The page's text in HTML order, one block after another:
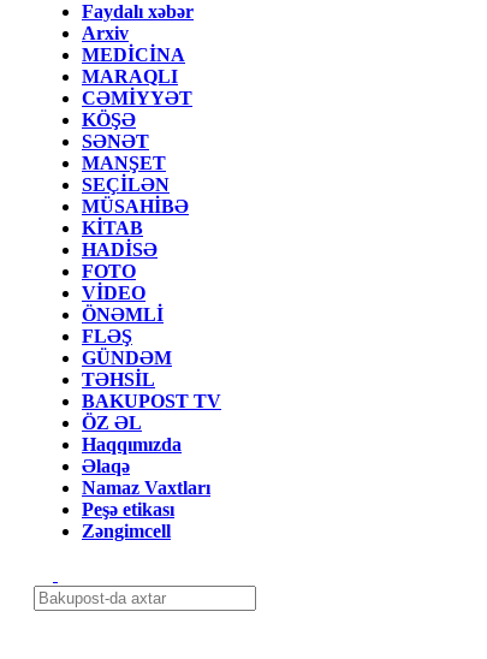
Faydalı xəbər
Arxiv
MEDİCİNA
MARAQLI
CƏMİYYƏT
KÖŞƏ
SƏNƏT
MANŞET
SEÇİLƏN
MÜSAHİBƏ
KİTAB
HADİSƏ
FOTO
VİDEO
ÖNƏMLİ
FLƏŞ
GÜNDƏM
TƏHSİL
BAKUPOST TV
ÖZ ƏL
Haqqımızda
Əlaqə
Namaz Vaxtları
Peşə etikası
Zəngimcell